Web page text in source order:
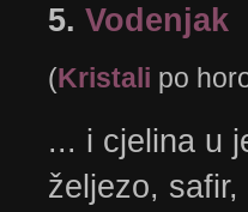
5. Vodenjak
(Kristali po
... i cjelina u
željezo, safir,